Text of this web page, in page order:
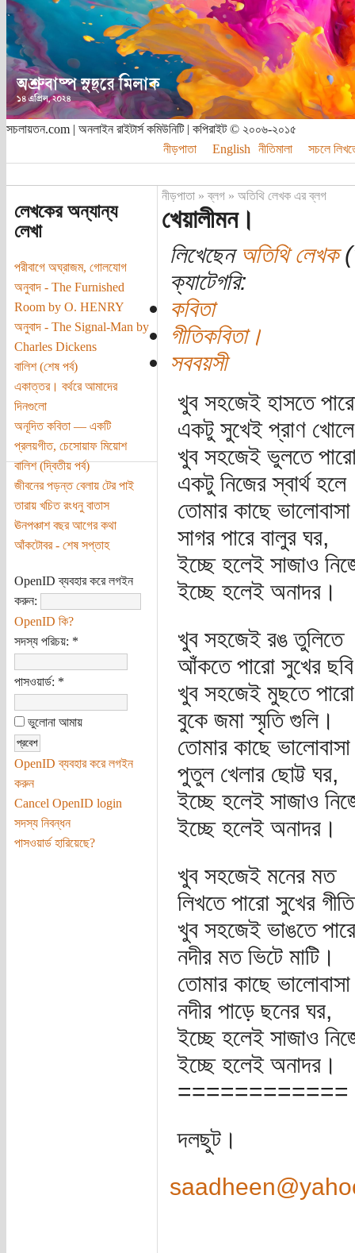
সচলায়তন.com | অনলাইন রাইটার্স কমিউনিটি | কপিরাইট © ২০০৬-২০১৫
নীড়পাতা
English নীতিমালা সচলে
লেখকের অন্যান্য
লেখা
পরীবাগে অঘ্রাজম, গোলযোগ
অনুবাদ - The Furnished
Room by O. HENRY
অনুবাদ - The Signal-Man by
Charles Dickens
বালিশ (শেষ পর্ব)
একাত্তর। বর্থরে আমাদের
দিনগুলো
অনূদিত কবিতা — একটি
প্রলয়গীত, চেসোয়াফ মিয়োশ
বালিশ (দ্বিতীয় পর্ব)
জীবনের পড়ন্ত বেলায় টের পাই
তারায় খচিত রংধনু বাতাস
ঊনপঞ্চাশ বছর আগের কথা
আঁকটোবর - শেষ সপ্তাহ
OpenID ব্যবহার করে লগইন
করুন:
OpenID কি?
সদস্য পরিচয়: *
পাসওয়ার্ড: *
ভুলোনা আমায়
OpenID ব্যবহার করে লগইন
করুন
Cancel OpenID login
সদস্য নিবন্ধন
পাসওয়ার্ড হারিয়েছে?
নীড়পাতা»ব্লগ» অতিথি লেখক এর ব্লগ
খেয়ালীমন।
লিখেছেন অতিথি লেখক
ক্যাটেগরি:
কবিতা
গীতিকবিতা।
সববয়সী
খুব সহজেই হাসতে
একটু সুখেই প্রাণ
খুব সহজেই ভুলতে
একটু নিজের স্বার্থ
তোমার কাছে ভালোবাসা
সাগর পারে বালুর ঘর,
ইচ্ছে হলেই সাজাও
ইচ্ছে হলেই অনাদর।
খুব সহজেই রঙ তুলিতে
আঁকতে পারো সুখের
খুব সহজেই মুছতে পারো
বুকে জমা স্মৃতি গুলি।
তোমার কাছে ভালোবাসা
পুতুল খেলার ছোট্ট ঘর,
ইচ্ছে হলেই সাজাও
ইচ্ছে হলেই অনাদর।
খুব সহজেই মনের মত
লিখতে পারো সুখের
খুব সহজেই ভাঙতে
নদীর মত ভিটে মাটি।
তোমার কাছে ভালোবাসা
নদীর পাড়ে ছনের ঘর,
ইচ্ছে হলেই সাজাও
ইচ্ছে হলেই অনাদর।
============
দলছুট।